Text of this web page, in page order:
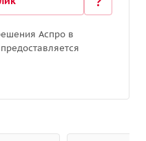
Аспро в